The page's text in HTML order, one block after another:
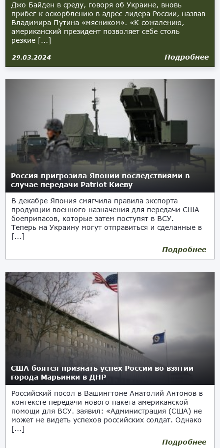
Джо Байден в среду, говоря об Украине, вновь
прибег к оскорблению в адрес лидера России, назвав
Владимира Путина «мясником». «К сожалению,
американский президент позволяет себе столь
резкие [...]
29.03.2024 Подробнее
Россия пригрозила Японии последствиями в
случае передачи Patriot Киеву
В декабре Япония смягчила правила экспорта
продукции военного назначения для передачи США
боеприпасов, которые затем поступят в ВСУ.
Теперь на Украину могут отправиться и сделанные в
[...]
Подробнее
США боятся признать успех России во взятии
города Марьинки в ДНР
Российский посол в Вашингтоне Анатолий Антонов в
контексте передачи нового пакета американской
помощи для ВСУ. заявил: «Администрация (США) не
может не видеть успехов российских солдат. Однако
[...]
Подробнее